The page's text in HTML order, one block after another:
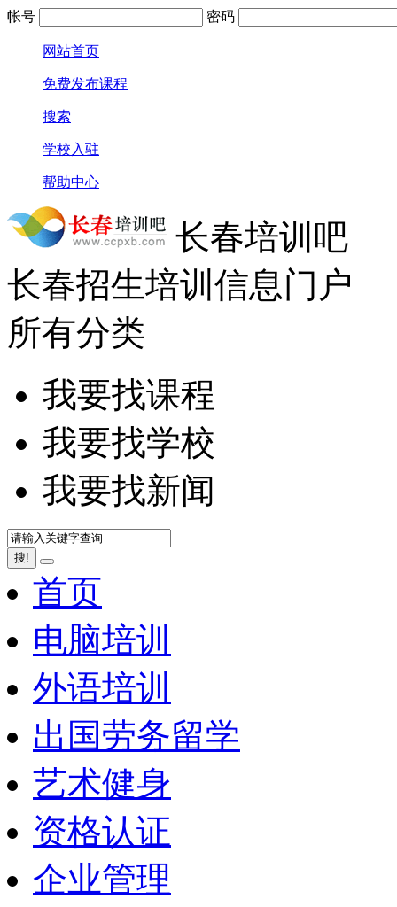
帐号 密码
网站首页
免费发布课程
搜索
学校入驻
帮助中心
长春培训吧
长春招生培训信息门户
所有分类
我要找课程
我要找学校
我要找新闻
搜!
首页
电脑培训
外语培训
出国劳务留学
艺术健身
资格认证
企业管理